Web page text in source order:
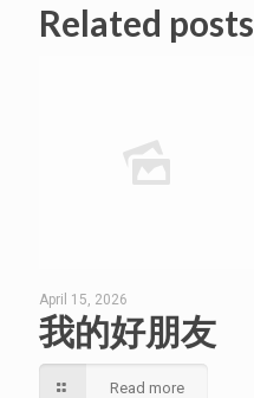
Related posts
April 15, 2026
我的好朋友
Read more